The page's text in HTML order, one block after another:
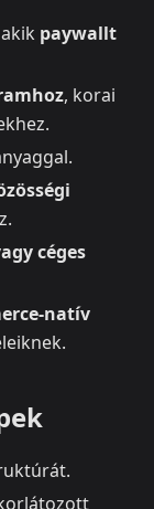
paywallt
, korai
céges